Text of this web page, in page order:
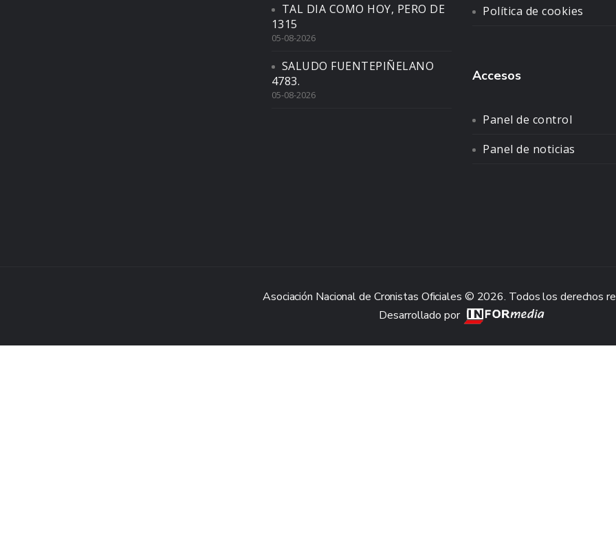
TAL DIA COMO HOY, PERO DE
1315
05-08-2026
SALUDO FUENTEPIÑELANO
4783.
05-08-2026
Política de cookies
Accesos
Panel de control
Panel de noticias
Asociación Nacional de Cronistas Oficiales © 2026. Todos los derechos
Desarrollado por